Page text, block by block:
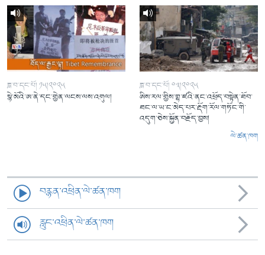
ཟླ་བ་དང་པོ། ༡༥།༢༠༢༥
སྙེ་མོའི་ཨ་ནེ་དང་གྱེན་ལངས་ལས་འགུལ།
ཟླ་བ་དང་པོ། ༠༣།༢༠༢༥
ཨིས་རལ་གྱིས་གྷ་ཛའི་ནང་འཕྲོད་བསྟེན་ཐོབ་
ཐང་ལ་ཡ་ང་མེད་པར་རྡོག་རོལ་གཏོང་གི་
འདུག་ཅེས་སྐྱོན་བརྗོད་བྱས།
ལེ་ཚན་ཁག
བརྙན་འཕྲིན་ལེ་ཚན་ཁག
རླུང་འཕྲིན་ལེ་ཚན་ཁག